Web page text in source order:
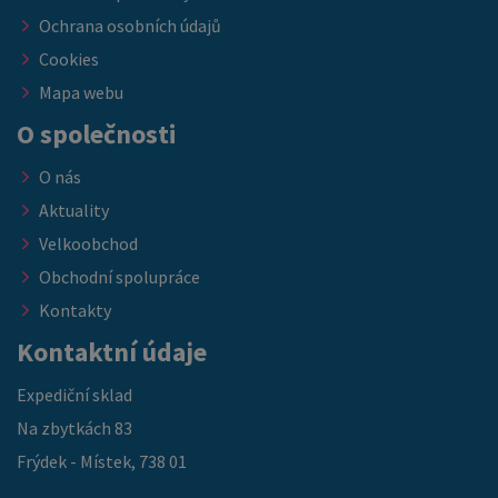
Ochrana osobních údajů
Cookies
Mapa webu
O společnosti
O nás
Aktuality
Velkoobchod
Obchodní spolupráce
Kontakty
Kontaktní údaje
Expediční sklad
Na zbytkách 83
Frýdek - Místek, 738 01